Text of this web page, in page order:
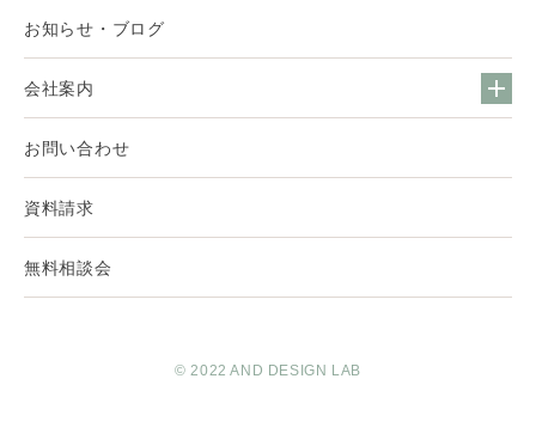
お知らせ・ブログ
会社案内
お問い合わせ
資料請求
無料相談会
© 2022 AND DESIGN LAB